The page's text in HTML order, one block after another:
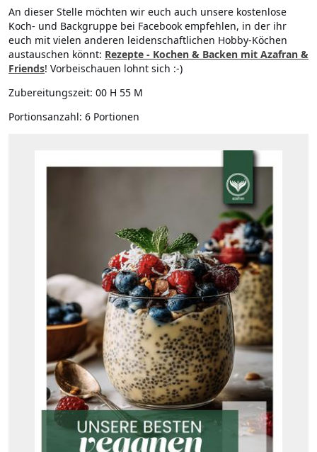
An dieser Stelle möchten wir euch auch unsere kostenlose
Koch- und Backgruppe bei Facebook empfehlen, in der ihr
euch mit vielen anderen leidenschaftlichen Hobby-Köchen
austauschen könnt: Rezepte - Kochen & Backen mit Azafran &
Friends! Vorbeischauen lohnt sich :-)
Zubereitungszeit: 00 H 55 M
Portionsanzahl: 6 Portionen